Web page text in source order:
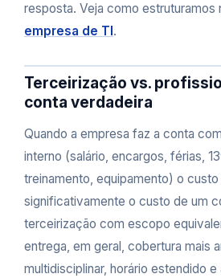
resposta. Veja como estruturamos
empresa de TI.
Terceirização vs.
conta verdadeira
Quando a empresa faz a conta
interno (salário, encargos, férias,
treinamento, equipamento) o
significativamente o custo de um
terceirização com escopo
entrega, em geral, cobertura mais
multidisciplinar, horário estendido e